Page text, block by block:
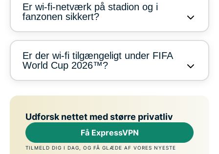
Er wi-fi-netværk på stadion og i
fanzonen sikkert?
Er der wi-fi tilgængeligt under FIFA
World Cup 2026™?
Udforsk nettet med større privatliv
Få ExpressVPN
TILMELD DIG I DAG, OG FÅ GLÆDE AF VORES NYESTE